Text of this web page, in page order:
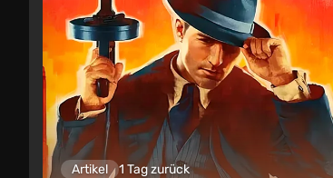
Artikel 1 Tag zurück